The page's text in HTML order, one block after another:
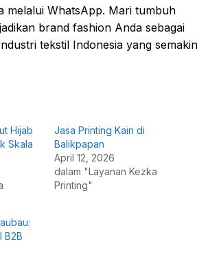
melalui WhatsApp. Mari tumbuh
brand fashion Anda sebagai
tekstil Indonesia yang semakin
Hijab
Skala
Jasa Printing Kain di
Balikpapan
April 12, 2026
dalam "Layanan Kezka
Printing"
B2B